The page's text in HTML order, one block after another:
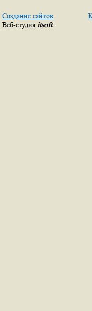
Создание сайтов
Веб-студия itsoft